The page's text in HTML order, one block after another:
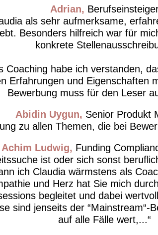
Adrian
als sehr aufmerksame,
Besonders hilfreich war für
konkrete
Coaching habe ich verstanden,
Erfahrungen und Eigenschaften
Bewerbung muss für den Leser
Abidin Uygun
Senior Produkt
zu allen Themen, die bei
Achim Ludwig
Funding
ist oder sich sonst
ich Claudia wärmstens als
und Herz hat Sie mich
begleitet und dabei
sind jenseits der “Mainstream“-
auf alle Fälle wert,...